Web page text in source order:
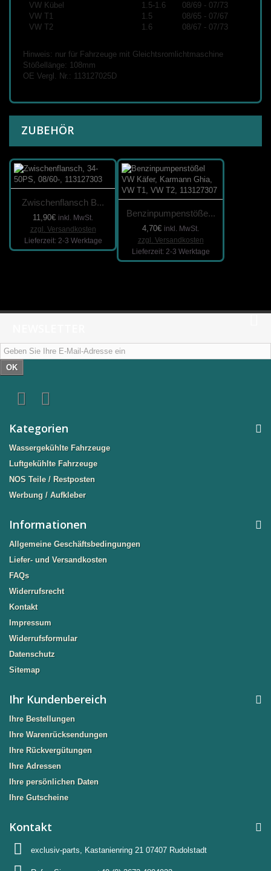
VW Kübel
VW T1
VW T2
1.5-1.6
1.5
1.6
08/69 - 07/73
08/65 - 07/67
08/67 - 07/73
Hinweis: nur für Fahrzeuge mit Gleichtsromlichtmaschine
Stößellänge: 108mm
OE Vergl. Nr.: 113127025D
ZUBEHÖR
Zwischenflansch B...
11,90€ inkl. MwSt.
zzgl. Versandkosten
Lieferzeit: 2-3 Werktage
Benzinpumpenstöße...
4,70€ inkl. MwSt.
zzgl. Versandkosten
Lieferzeit: 2-3 Werktage
OK
Kategorien
Wassergekühlte Fahrzeuge
Luftgekühlte Fahrzeuge
NOS Teile / Restposten
Werbung / Aufkleber
Informationen
Allgemeine Geschäftsbedingungen
Liefer- und Versandkosten
FAQs
Widerrufsrecht
Kontakt
Impressum
Widerrufsformular
Datenschutz
Sitemap
Ihr Kundenbereich
Ihre Bestellungen
Ihre Warenrücksendungen
Ihre Rückvergütungen
Ihre Adressen
Ihre persönlichen Daten
Ihre Gutscheine
Kontakt
exclusiv-parts, Kastanienring 21 07407 Rudolstadt